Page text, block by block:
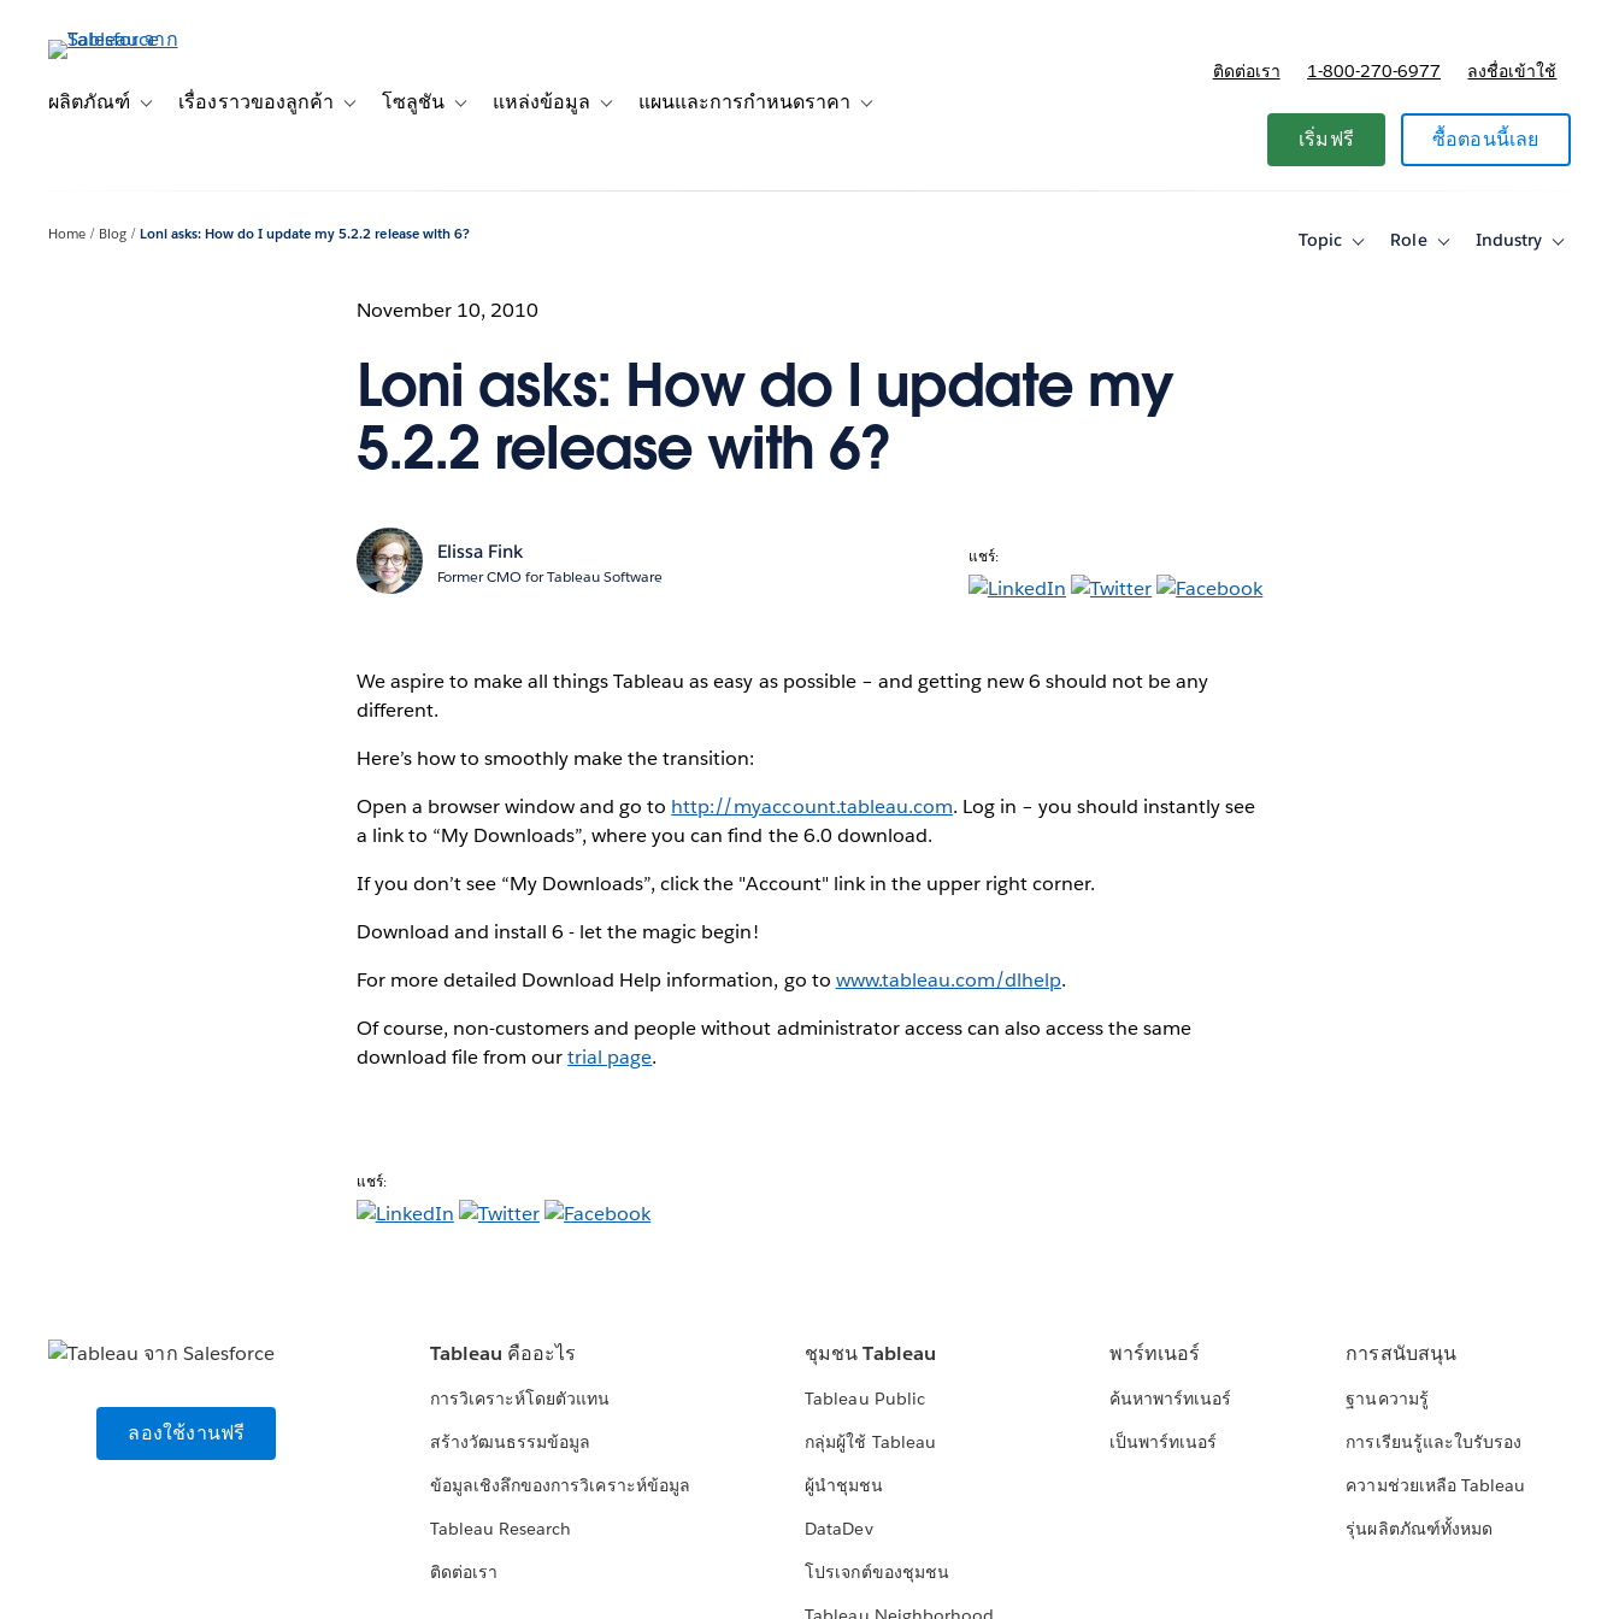
เนื้อหาผลิตภัณฑ์
Toggle sub-navigation for ผลิตภัณฑ์
เรื่องราวของลูกค้า
Toggle sub-navigation for เรื่องราวของลูกค้า
โซลูชัน
Toggle sub-navigation for โซลูชัน
แหล่งข้อมูล แผนและการกำหนดราคา
ติดต่อเรา 1-800-270-6977 ลงชื่อเข้าใช้
เริ่มฟรี ซื้อตอนนี้เลย
Home Blog Loni asks: How do I update my 5.2.2 release with 6? Topic
ToggleRole
ToggleIndustry
Toggle
November 10, 2010
Loni asks: How do I update my
5.2.2 release with 6?
Elissa Fink
Former CMO for Tableau Software
แชร์:
We aspire to make all things Tableau as easy as possible – and getting new 6 should not be any
different.
Here’s how to smoothly make the transition:
Open a browser window and go to http://myaccount.tableau.com. Log in – you should instantly see
a link to “My Downloads”, where you can find the 6.0 download.
If you don’t see “My Downloads”, click the "Account" link in the upper right corner.
Download and install 6 - let the magic begin!
For more detailed Download Help information, go to www.tableau.com/dlhelp.
Of course, non-customers and people without administrator access can also access the same
download file from ourtrial page.
แชร์:
ลองใช้งานฟรี
Tableau คืออะไร
การวิเคราะห์โดยตัวแทน
สร้างวัฒนธรรมข้อมูล
ข้อมูลเชิงลึกของการวิเคราะห์ข้อมูล
Tableau Research
ติดต่อเรา
ชุมชน Tableau
Tableau Public
กลุ่มผู้ใช้ Tableau
ผู้นำชุมชน
DataDev
โปรเจกต์ของชุมชน
พาร์ทเนอร์
ค้นหาพาร์ทเนอร์
เป็นพาร์ทเนอร์
การสนับสนุน
ฐานความรู้
การเรียนรู้และใบรับรอง
ความช่วยเหลือ Tableau
รุ่นผลิตภัณฑ์ทั้งหมด